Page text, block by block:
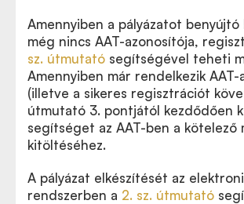
Amennyiben a pályázatot
még nincs AAT-azonosítója,
sz. útmutató segítségével teheti
Amennyiben már rendelkezik AAT-
(illetve a sikeres regisztrációt
útmutató 3. pontjától kezdődően
segítséget az AAT-ben a kötelező
kitöltéséhez.
A pályázat elkészítését az
rendszerben a 2. sz. útmutató